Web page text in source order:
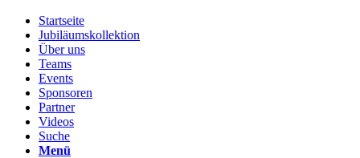
Startseite
Jubiläumskollektion
Über uns
Teams
Events
Sponsoren
Partner
Videos
Suche
Menü